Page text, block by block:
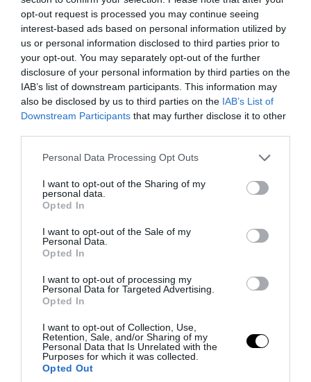
opt-out request is processed you may continue seeing
interest-based ads based on personal information utilized by
us or personal information disclosed to third parties prior to
your opt-out. You may separately opt-out of the further
disclosure of your personal information by third parties on the
IAB’s list of downstream participants. This information may
also be disclosed by us to third parties on the IAB’s List of
Downstream Participants that may further disclose it to other
Please note that this website/app uses one or more Google
not limited to your visit or usage behaviour. You may click to
grant or deny consent to Google and its third-party tags to
use your data for below specified purposes in below Google
consent section.
Personal Data Processing Opt Outs
I want to opt-out of the Sharing of my
personal data.
Opted In
I want to opt-out of the Sale of my
Personal Data.
Opted In
I want to opt-out of processing my
Personal Data for Targeted Advertising.
Opted In
I want to opt-out of Collection, Use,
Retention, Sale, and/or Sharing of my
Personal Data that Is Unrelated with the
Purposes for which it was collected.
Opted Out
PRONEWS.GR /ΙΣΤΟΡΙΑ
Υπήρχε… νανοτεχνολογία στην Αρχαία
Ελλάδα; – Τί δείχνουν τα αττικά αγγεία
του 7ου αιώνα π.Χ.
06.08.2026 | 14:45